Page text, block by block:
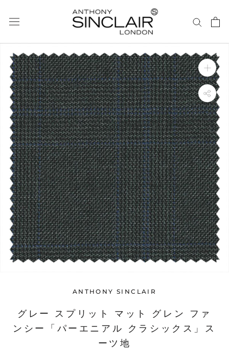
プ
ANTHONY SINCLAIR
グレー スプリット マット グレン ファ
ンシー「パーエニアル クラシックス」ス
ーツ地